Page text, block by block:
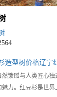
造型树价格辽宁
馈赠与人类匠心
力。红豆杉是世